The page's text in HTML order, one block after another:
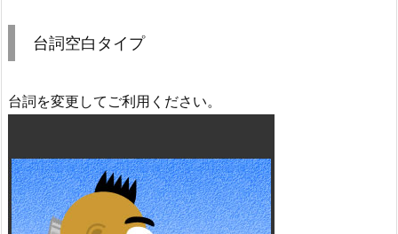
台詞空白タイプ
台詞を変更してご利用ください。